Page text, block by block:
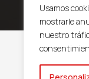
Usamos
mostrarle
nuestro